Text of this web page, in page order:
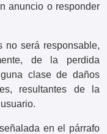
anuncio o responder
no será responsable,
de la perdida
clase de daños
resultantes de la
en el párrafo